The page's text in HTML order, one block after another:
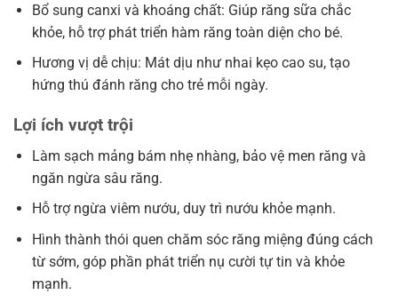
Bổ sung canxi và khoáng chất: Giúp răng sữa chắc
khỏe, hỗ trợ phát triển hàm răng toàn diện cho bé.
Hương vị dễ chịu: Mát dịu như nhai kẹo cao su, tạo
hứng thú đánh răng cho trẻ mỗi ngày.
Lợi ích vượt trội
Làm sạch mảng bám nhẹ nhàng, bảo vệ men răng và
ngăn ngừa sâu răng.
Hỗ trợ ngừa viêm nướu, duy trì nướu khỏe mạnh.
Hình thành thói quen chăm sóc răng miệng đúng cách
từ sớm, góp phần phát triển nụ cười tự tin và khỏe
mạnh.